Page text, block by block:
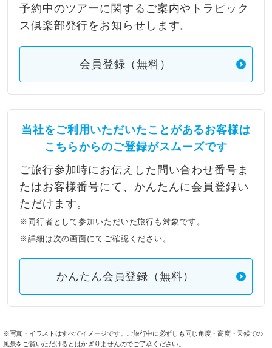
予約中のツアーに関するご案内やトラピック
ス倶楽部発行をお知らせします。
会員登録（無料）
当社をご利用いただいたことがあるお客様は
こちらからのご登録がスムーズです
ご旅行参加時にお伝えした問い合わせ番号ま
たはお客様番号にて、かんたんに会員登録い
ただけます。
※同行者として参加いただいた旅行も対象です。
※詳細は次の画面にてご確認ください。
かんたん会員登録（無料）
※写真・イラストはすべてイメージです。ご旅行中に必ずしも同じ角度・高度・天候での
風景をご覧いただけるとはかぎりませんのでご了承ください。